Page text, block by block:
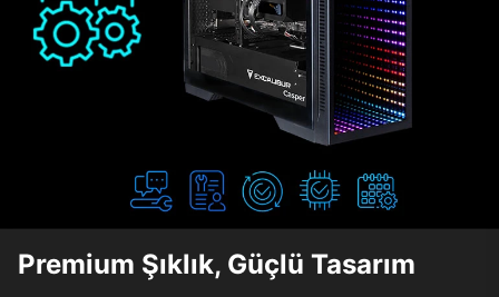
Premium Şıklık, Güçlü Tasarım